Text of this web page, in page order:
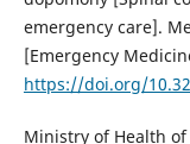
emergency care].
[Emergency
https://doi.org/
Ministry of Health